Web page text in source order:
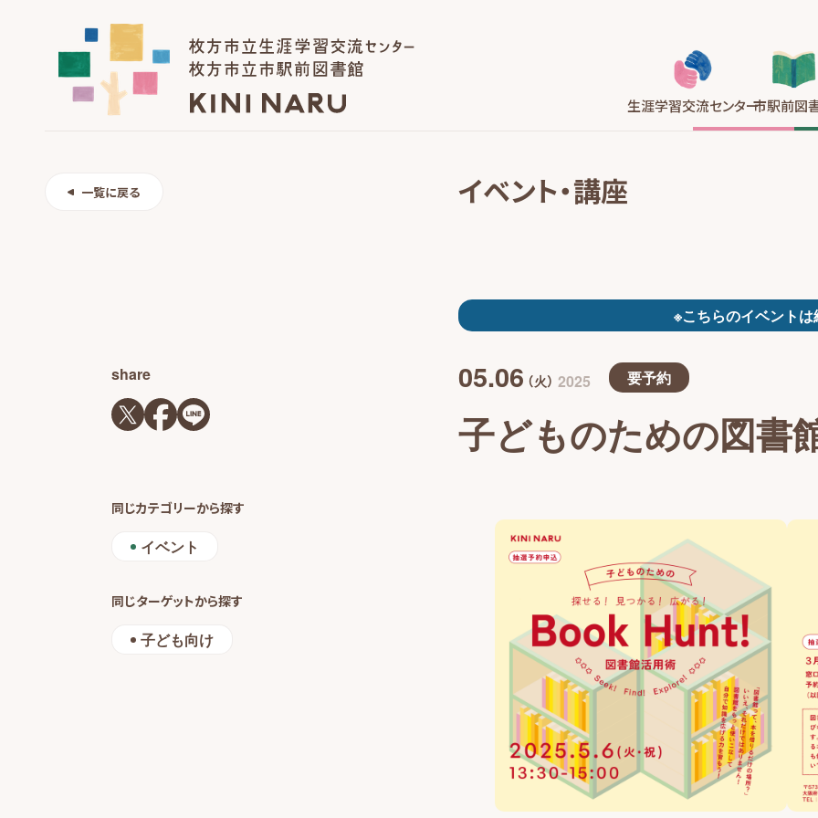
生涯学習交流センター市駅前図
一覧に戻る イベント・講座
share
同じカテゴリーから探す
イベント
同じターゲットから探す
子ども向け
※こちらのイベント
05.06 （火） 2025 要予約
子どものための図書